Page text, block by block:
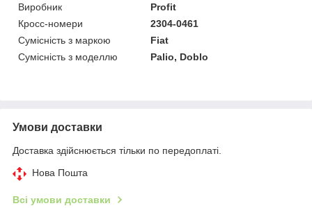
Виробник
Profit
Кросс-номери
2304-0461
Сумісність з маркою
Fiat
Сумісність з моделлю
Palio, Doblo
Умови доставки
Доставка здійснюється тільки по передоплаті.
Нова Пошта
Всі умови доставки